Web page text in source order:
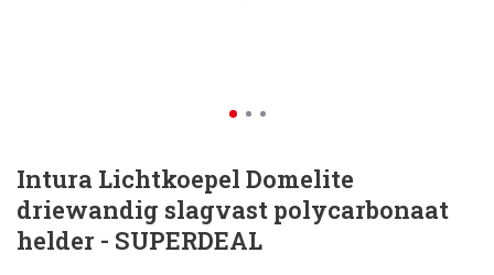
Intura Lichtkoepel Domelite
driewandig slagvast polycarbonaat
helder - SUPERDEAL